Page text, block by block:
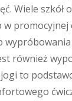
Wiele szkół
promocyjnej
również
to